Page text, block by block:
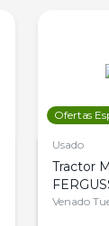
Ofertas
Usado
Tractor
4WD,
Venado